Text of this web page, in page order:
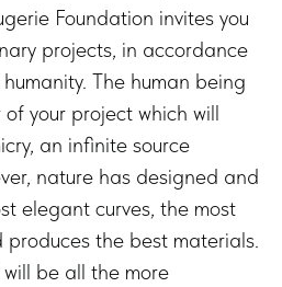
Foundation invites you
projects, in accordance
The human being
your project which will
an infinite source
nature has designed and
elegant curves, the most
the best materials.
be all the more